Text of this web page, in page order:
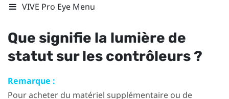
VIVE Pro Eye Menu
Que signifie la lumière de
statut sur les contrôleurs ?
Remarque :
Pour acheter du matériel supplémentaire ou de